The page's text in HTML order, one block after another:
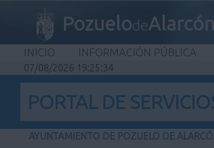
PozuelodeAlarcón
INICIO INFORMACIÓN PÚBLICA
07/08/2026 19:25:35
PORTAL DE
AYUNTAMIENTO DE POZUELO DE